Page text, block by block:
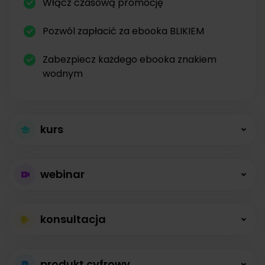
Pozwól zapłacić za ebooka BLIKIEM
Zabezpiecz każdego ebooka znakiem
wodnym
kurs
kursów
Kursy online z modułami, lekcjami, nagraniami i
opisami dostępne od zaraz.
webinar
bez limitów
konsultacja